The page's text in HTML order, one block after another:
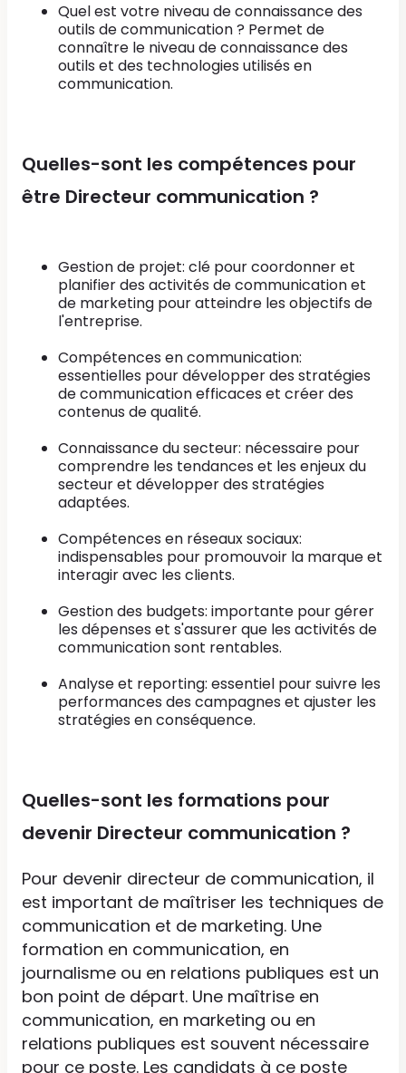
Quel est votre niveau de connaissance des
outils de communication ? Permet de
connaître le niveau de connaissance des
outils et des technologies utilisés en
communication.
Quelles-sont les compétences pour
être Directeur communication ?
Gestion de projet: clé pour coordonner et
planifier des activités de communication et
de marketing pour atteindre les objectifs de
l'entreprise.
Compétences en communication:
essentielles pour développer des stratégies
de communication efficaces et créer des
contenus de qualité.
Connaissance du secteur: nécessaire pour
comprendre les tendances et les enjeux du
secteur et développer des stratégies
adaptées.
Compétences en réseaux sociaux:
indispensables pour promouvoir la marque et
interagir avec les clients.
Gestion des budgets: importante pour gérer
les dépenses et s'assurer que les activités de
communication sont rentables.
Analyse et reporting: essentiel pour suivre les
performances des campagnes et ajuster les
stratégies en conséquence.
Quelles-sont les formations pour
devenir Directeur communication ?
Pour devenir directeur de communication, il
est important de maîtriser les techniques de
communication et de marketing. Une
formation en communication, en
journalisme ou en relations publiques est un
bon point de départ. Une maîtrise en
communication, en marketing ou en
relations publiques est souvent nécessaire
pour ce poste. Les candidats à ce poste